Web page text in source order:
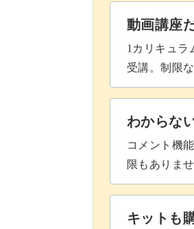
動画講座
1カリキュラ
受講。制限
わからな
コメント機
限もありませ
キットも